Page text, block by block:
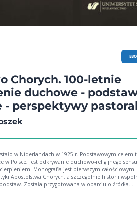
Chorych. 100-letnie
duchowe -
- perspektywy
w Niderlandach w 1925 r. Podstawowym celem
w Polsce, jest odkrywanie duchowo-religijnego
Monografia jest pierwszym całościowym
Apostolstwa Chorych, a szczególnie historii
Została przygotowana w oparciu o źródła